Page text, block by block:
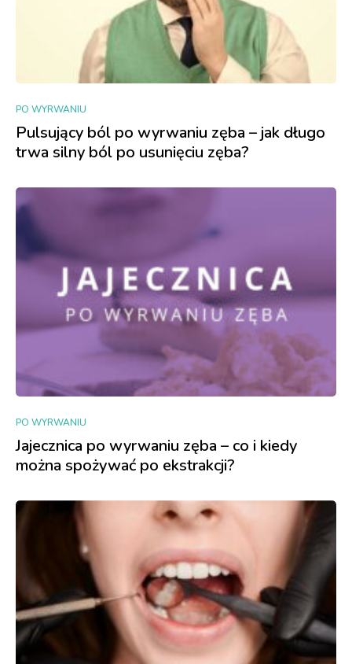
PO WYRWANIU
Pulsujący ból po wyrwaniu zęba – jak długo
trwa silny ból po usunięciu zęba?
PO WYRWANIU
Jajecznica po wyrwaniu zęba – co i kiedy
można spożywać po ekstrakcji?